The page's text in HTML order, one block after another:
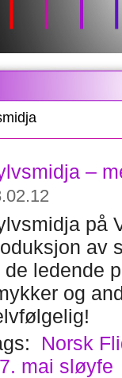
–
på
av
de ledende
og
Norsk
mai sløyfe